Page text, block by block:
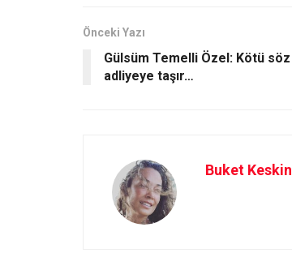
o
k
n
Önceki Yazı
Gülsüm Temelli Özel: Kötü
adliyeye taşır…
Buket